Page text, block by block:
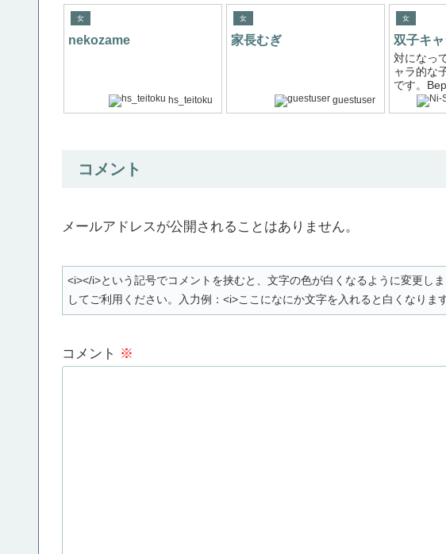
女
nekozame
hs_teitoku
女
家長むぎ
guestuser
女
双子キ
対になっ
ャラ的な
です。
コメント
メールアドレスが公開されることはありません。
<i></i>という記号でコメントを挟むと、文字の色が白くなるように変更し
してご利用ください。入力例：<i>ここになにか文字を入れると白くなりま
コメント ※